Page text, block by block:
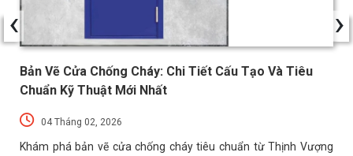
Bản Vẽ Cửa Chống Cháy: Chi Tiết Cấu Tạo Và Tiêu
Chuẩn Kỹ Thuật Mới Nhất
04 Tháng 02, 2026
Khám phá bản vẽ cửa chống cháy tiêu chuẩn từ Thịnh Vượng
‹ ›